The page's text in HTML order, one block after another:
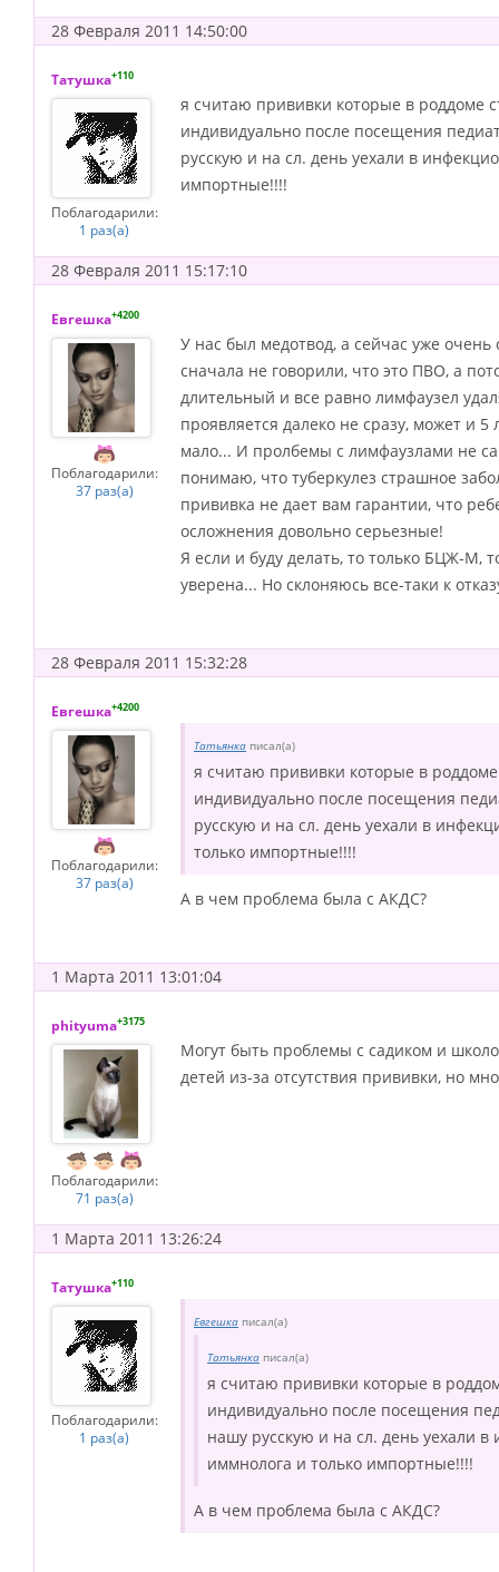
28 Февраля 2011 14:50:00
Татушка+110
Поблагодарили:
1 раз(а)
я считаю прививки которые в роддоме
индивидуально после посещения
русскую и на сл. день уехали в
импортные!!!!
28 Февраля 2011 15:17:10
Евгешка+4200
Поблагодарили:
37 раз(а)
У нас был медотвод, а сейчас уже
сначала не говорили, что это ПВО, а
длительный и все равно лимфаузел
проявляется далеко не сразу, может и
мало... И пролбемы с лимфаузлами не
понимаю, что туберкулез страшное
прививка не дает вам гарантии, что
осложнения довольно серьезные!
Я если и буду делать, то только БЦЖ-М,
уверена... Но склоняюсь все-таки к
28 Февраля 2011 15:32:28
Евгешка+4200
Поблагодарили:
37 раз(а)
Татьянка писал(а)
я считаю прививки которые в
индивидуально после посещения
русскую и на сл. день уехали в
только импортные!!!!
А в чем проблема была с АКДС?
1 Марта 2011 13:01:04
phityuma+3175
Поблагодарили:
71 раз(а)
Могут быть проблемы с садиком и
детей из-за отсутствия прививки, но
1 Марта 2011 13:26:24
Татушка+110
Поблагодарили:
1 раз(а)
Евгешка писал(а)
Татьянка писал(а)
я считаю прививки которые в
индивидуально после посещения
нашу русскую и на сл. день уехали
иммнолога и только импортные!!!!
А в чем проблема была с АКДС?